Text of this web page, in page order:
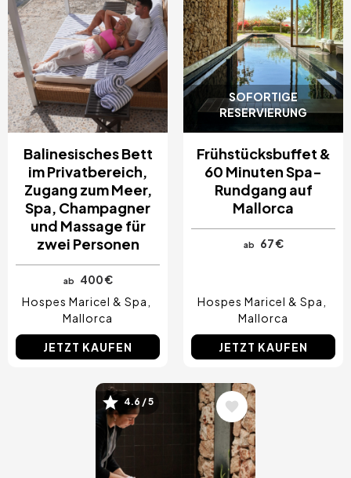
Balinesisches Bett
im Privatbereich,
Zugang zum Meer,
Spa, Champagner
und Massage für
zwei Personen
ab
400 €
Hospes Maricel & Spa
Mallorca
JETZT KAUFEN
SOFORTIGE
RESERVIERUNG
Frühstücksbuffet &
60 Minuten Spa-
Rundgang auf
Mallorca
ab 67 €
Hospes Maricel & Spa
Mallorca
JETZT KAUFEN
Bild4.6 / 5